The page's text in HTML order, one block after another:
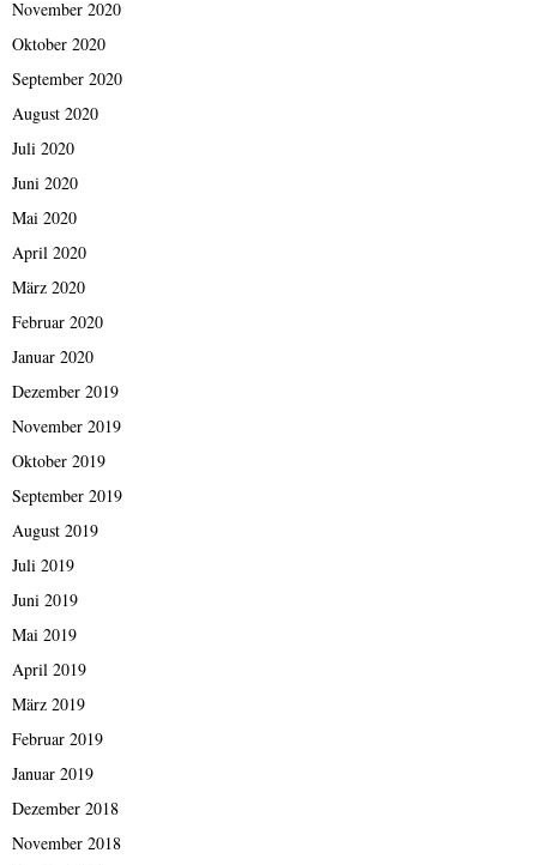
November 2020
Oktober 2020
September 2020
August 2020
Juli 2020
Juni 2020
Mai 2020
April 2020
März 2020
Februar 2020
Januar 2020
Dezember 2019
November 2019
Oktober 2019
September 2019
August 2019
Juli 2019
Juni 2019
Mai 2019
April 2019
März 2019
Februar 2019
Januar 2019
Dezember 2018
November 2018